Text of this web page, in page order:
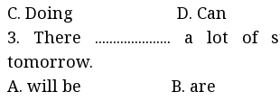
C. Doing D. Can
3. There ..................... a lot of
tomorrow.
A. will be B. are